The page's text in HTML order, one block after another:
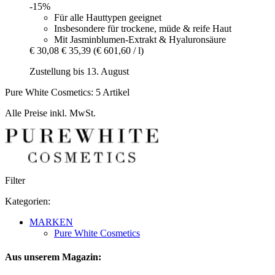
-15%
Für alle Hauttypen geeignet
Insbesondere für trockene, müde & reife Haut
Mit Jasminblumen-Extrakt & Hyaluronsäure
€ 30,08 € 35,39 (€ 601,60 / l)
Zustellung bis 13. August
Pure White Cosmetics: 5 Artikel
Alle Preise inkl. MwSt.
Filter
Kategorien:
MARKEN
Pure White Cosmetics
Aus unserem Magazin: